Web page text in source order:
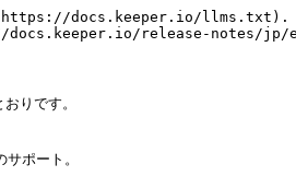
docs.keeper.io/llms.txt).
release-notes/jp/
りです。
ポート。